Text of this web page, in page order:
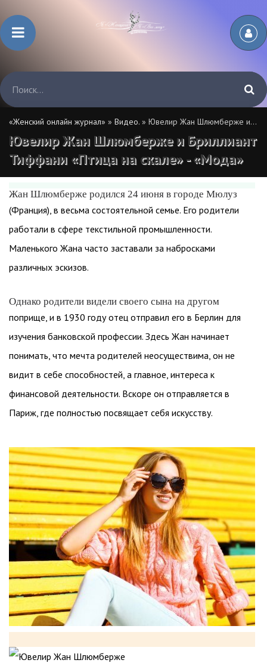
«Женский онлайн журнал» » Видео. » Ювелир Жан Шлюмберже и Бриллиант Тиффани «Птица на скале» - «Мода»
Ювелир Жан Шлюмберже и Бриллиант
Тиффани «Птица на скале» - «Мода»
Жан Шлюмберже родился 24 июня в городе Мюлуз
(Франция), в весьма состоятельной семье. Его родители
работали в сфере текстильной промышленности.
Маленького Жана часто заставали за набросками
различных эскизов.
Однако родители видели своего сына на другом
поприще, и в 1930 году отец отправил его в Берлин для
изучения банковской профессии. Здесь Жан начинает
понимать, что мечта родителей неосуществима, он не
видит в себе способностей, а главное, интереса к
финансовой деятельности. Вскоре он отправляется в
Париж, где полностью посвящает себя искусству.